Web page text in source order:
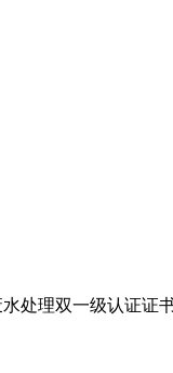
理双一级认证证